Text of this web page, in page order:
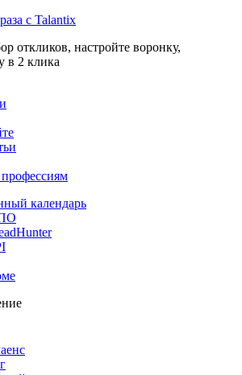
с Talantix
откликов, настройте воронку,
в 2 клика
календарь